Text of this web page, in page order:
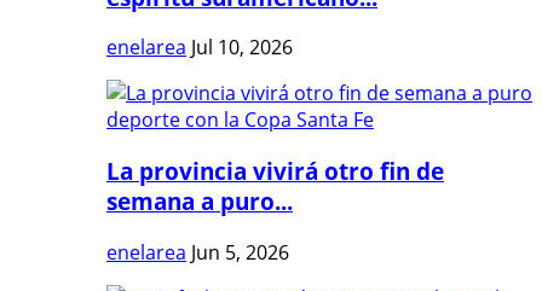
enelarea Jul 10, 2026
La provincia vivirá otro fin de
semana a puro...
enelarea Jun 5, 2026